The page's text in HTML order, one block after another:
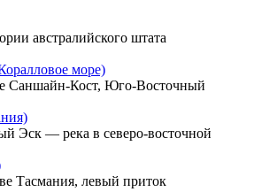
австралийского штата
море)
Саншайн-Кост, Юго-Восточный
Эск — река в северо-восточной
Тасмания, левый приток